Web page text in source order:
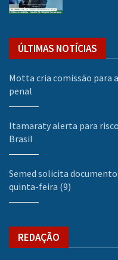
ÚLTIMAS NOTÍCIAS
Motta cria comissão para
penal
Itamaraty alerta para
Brasil
Semed solicita
quinta-feira (9)
REDAÇÃO